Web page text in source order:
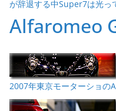
が辞退する中Super7は光っ
Alfaromeo
2007年東京モーターショの